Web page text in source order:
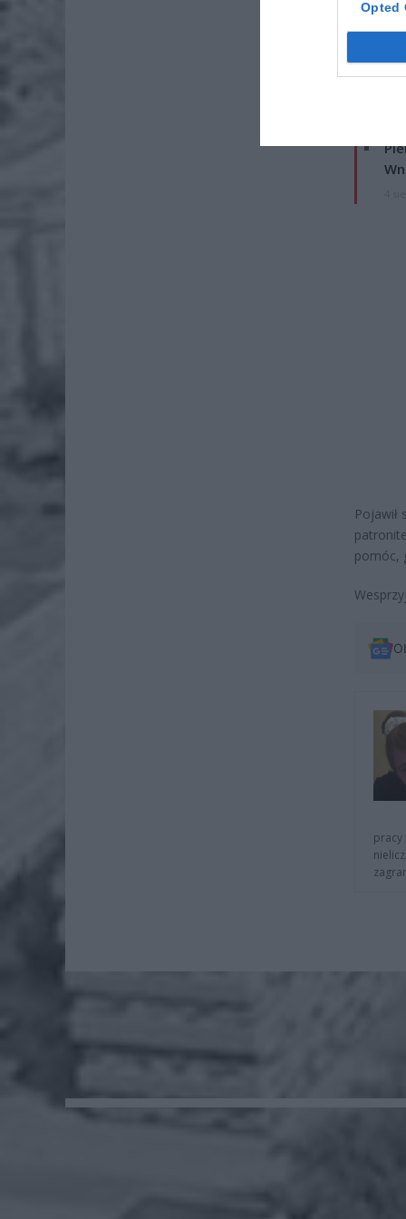
Opted
4
Pojawił
pomóc,
pracy